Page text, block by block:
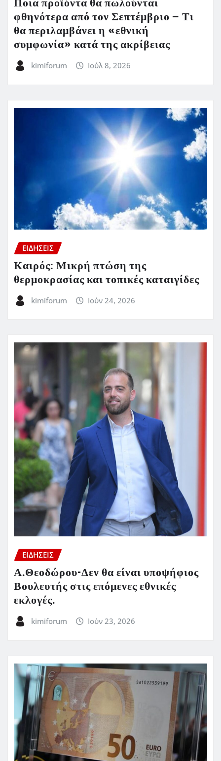
Ποια προϊόντα θα πωλούνται
φθηνότερα από τον Σεπτέμβριο – Τι
θα περιλαμβάνει η «εθνική
συμφωνία» κατά της ακρίβειας
kimiforum Ιούλ 8, 2026
ΕΙΔΗΣΕΙΣ
Καιρός: Μικρή πτώση της
θερμοκρασίας και τοπικές καταιγίδες
kimiforum Ιούν 24, 2026
ΕΙΔΗΣΕΙΣ
Α.Θεοδώρου-Δεν θα είναι υποψήφιος
Βουλευτής στις επόμενες εθνικές
εκλογές.
kimiforum Ιούν 23, 2026